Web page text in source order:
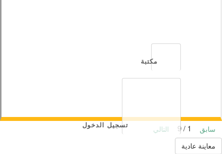
مكتبة
تسجيل الدخول سابق
التالي
معاينة عادية